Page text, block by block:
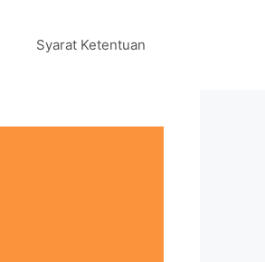
Syarat Ketentuan